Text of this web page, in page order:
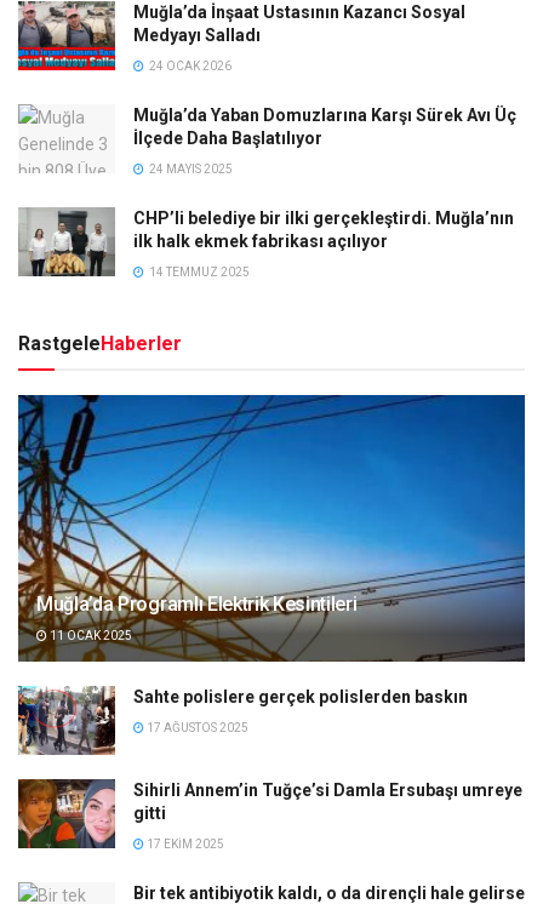
Muğla’da İnşaat Ustasının Kazancı Sosyal
Medyayı Salladı
24 OCAK 2026
Muğla’da Yaban Domuzlarına Karşı Sürek Avı Üç
İlçede Daha Başlatılıyor
24 MAYIS 2025
CHP’li belediye bir ilki gerçekleştirdi. Muğla’nın
ilk halk ekmek fabrikası açılıyor
14 TEMMUZ 2025
RastgeleHaberler
Muğla’da Programlı Elektrik Kesintileri
11 OCAK 2025
Sahte polislere gerçek polislerden baskın
17 AĞUSTOS 2025
Sihirli Annem’in Tuğçe’si Damla Ersubaşı umreye
gitti
17 EKIM 2025
Bir tek antibiyotik kaldı, o da dirençli hale gelirse